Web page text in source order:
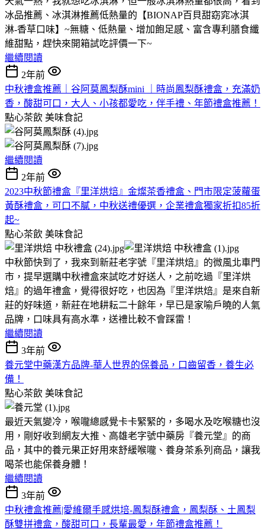
冰品推薦、冰淇淋推薦低熱量的【BIONAP百貝甜窈窕冰淇
淋-香草口味】~無糖、低熱量、增加飽足感、富含專利膳食纖
維甜點，趕快來開箱試吃評價一下~
繼續閱讀
2年前
中秋禮盒推薦｜谷阿莫鳳梨酥mini ｜時尚鳳梨酥禮盒，充滿奶
香，酸甜可口，大人、小孩都愛吃，伴手禮、年節禮盒推薦！
點心茶飲 美味食記
繼續閱讀
2年前
2023中秋節禮盒『里洋烘焙』金燦茶香禮盒、門市限定菠蘿蛋
黃酥禮盒，可口不膩，中秋送禮優選，企業禮盒獨家折扣85折
起~
點心茶飲 美味食記
中秋節快到了，我來到新莊老字號『里洋烘焙』的微風北車門
市，提早選購中秋禮盒來試吃才好送人，之前吃過『里洋烘
焙』的過年禮盒，覺得很好吃，也因為『里洋烘焙』是來自新
莊的好味道，新莊在地耕耘二十餘年，早已是家喻戶曉的人氣
品牌，口味具有高水準，送禮比較不會踩雷！
繼續閱讀
3年前
養元堂中藥漢方品牌-華人世界的保養品，口齒留香，養生必
備！
點心茶飲 美味食記
最近天氣變冷，喉嚨總感覺卡卡緊緊的，多喝水及吃喉糖也沒
用，剛好收到網友大推、高雄老字號中藥房『養元堂』的商
品，其中的養元果正好用來舒緩喉嚨、養身茶系列商品，讓我
喝茶也能保養身體！
繼續閱讀
3年前
中秋禮盒推薦|愛維爾手感烘培-鳳梨酥禮盒，鳳梨酥、土鳳梨
酥雙拼禮盒，酸甜可口，長輩最愛，年節禮盒推薦！